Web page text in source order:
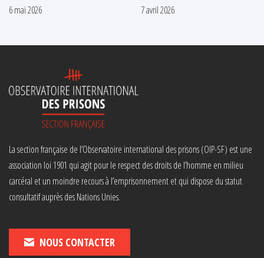
6 mai 2026 7 avril 2026
La section française de l’Observatoire international des prisons (OIP-SF) est une
association loi 1901 qui agit pour le respect des droits de l’homme en milieu
carcéral et un moindre recours à l’emprisonnement et qui dispose du statut
consultatif auprès des Nations Unies.
NOUS CONTACTER